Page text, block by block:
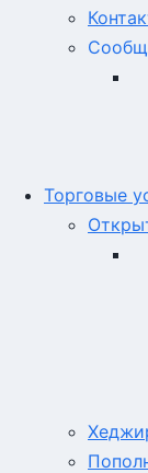
Торговые